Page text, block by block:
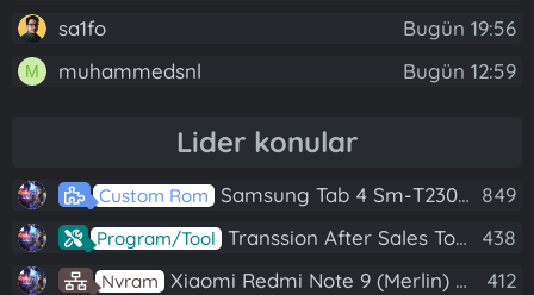
sa1fo
Bugün 19:56
M muhammedsnl Bugün 12:59
Lider konular
Custom Rom Samsung Tab 4 Sm-T230 Android 7.1 Stabil Eba Destekli Yazılım 849
Program/Tool Transsion After Sales Tool V1.5.1 Full (Tüm Mtk Işlemcili Cihazları Meta Moda Alma) 438
Nvram Xiaomi Redmi Note 9 (Merlin) Nvram Yedeği Fix Nv By Dft Pro 412